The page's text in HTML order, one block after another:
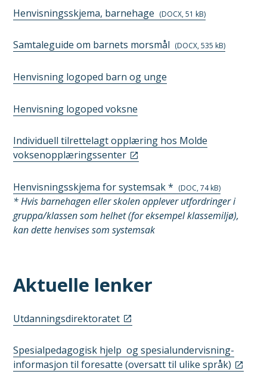
Henvisningsskjema, barnehage (DOCX, 51 kB)
Samtaleguide om barnets morsmål (DOCX, 535 kB)
Henvisning logoped barn og unge
Henvisning logoped voksne
Individuell tilrettelagt opplæring hos Molde
voksenopplæringssenter
Henvisningsskjema for systemsak * (DOC, 74 kB)
* Hvis barnehagen eller skolen opplever utfordringer i
gruppa/klassen som helhet (for eksempel klassemiljø),
kan dette henvises som systemsak
Aktuelle lenker
Utdanningsdirektoratet
Spesialpedagogisk hjelp og spesialundervisning-
informasjon til foresatte (oversatt til ulike språk)